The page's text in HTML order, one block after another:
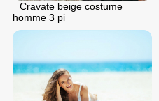
Cravate beige costume
homme 3 pi